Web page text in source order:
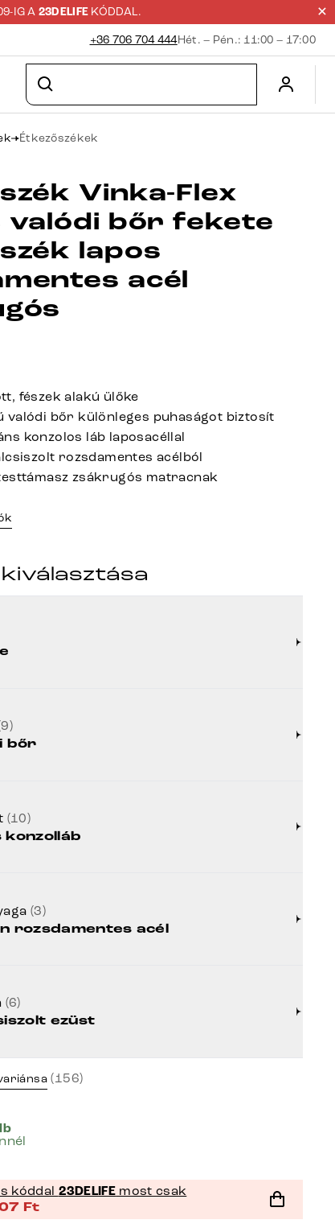
IG A 23DELIFE KÓDDAL.
+36 706 704 444Hét. – Pén.: 11:00 – 17:00
Étkezőszékek
Vinka-Flex
bőr fekete
lapos
acél
fészek alakú ülőke
valódi bőr különleges puhaságot biztosít
konzolos láb laposacéllal
rozsdamentes acélból
zsákrugós matracnak
bőr
(10)
konzolláb
(3)
rozsdamentes acél
(6)
ezüst
(156)
kóddal 23DELIFE most csak
Ft